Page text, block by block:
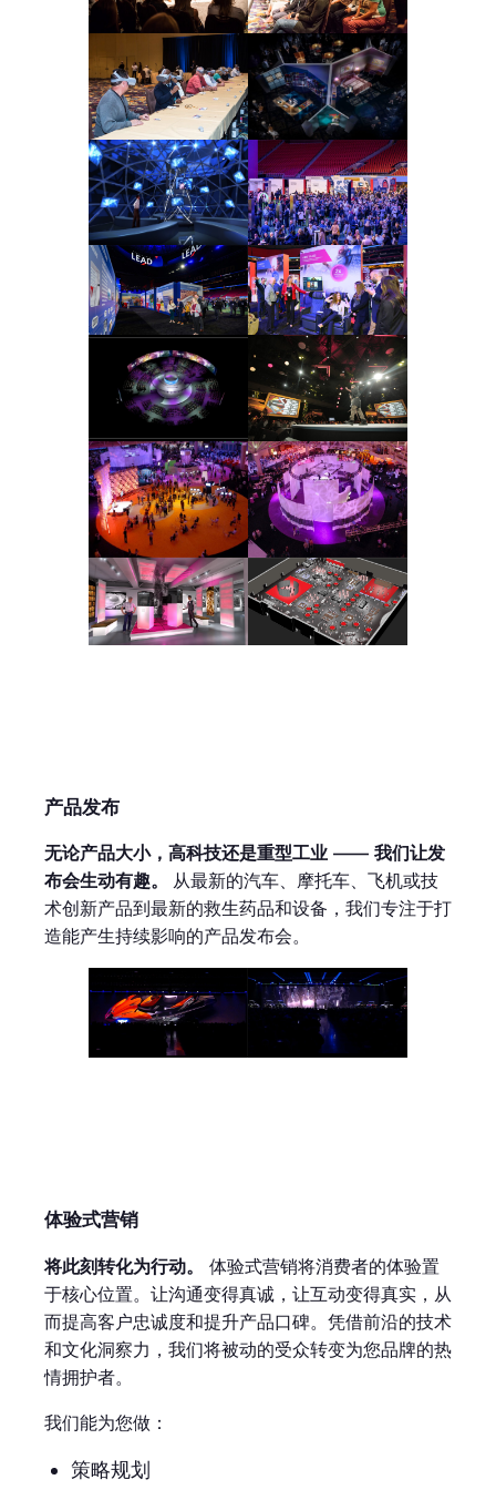
产品发布
无论产品大小，高科技还是重型工业 —— 我们让发
布会生动有趣。
从最新的汽车、摩托车、飞机或技
术创新产品到最新的救生药品和设备，我们专注于打
造能产生持续影响的产品发布会。
体验式营销
将此刻转化为行动。 体验式营销将消费者的体验置
于核心位置。让沟通变得真诚，让互动变得真实，从
而提高客户忠诚度和提升产品口碑。凭借前沿的技术
和文化洞察力，我们将被动的受众转变为您品牌的热
情拥护者。
我们能为您做：
策略规划